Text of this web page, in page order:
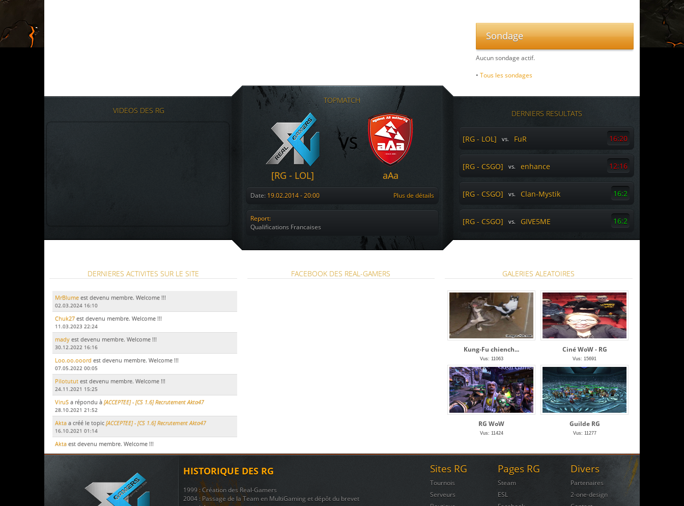
Sondage
Aucun sondage actif.
• Tous les sondages
VIDEOS DES RG
TOPMATCH
[RG - LOL] aAa
Date:19.02.2014 - 20:00 Plus de détails
Report:
Qualifications Francaises
DERNIERS RESULTATS
[RG - LOL] vs. FuR 16:20
[RG - CSGO] vs. enhance 12:16
[RG - CSGO] vs. Clan-Mystik 16:2
[RG - CSGO] vs. GIVE5ME 16:2
DERNIERES ACTIVITES SUR LE SITE
MrBlume est devenu membre. Welcome !!!
02.03.2024 16:10
Chuk27 est devenu membre. Welcome !!!
11.03.2023 22:24
mady est devenu membre. Welcome !!!
30.12.2022 16:16
Loo.oo.ooord est devenu membre. Welcome !!!
07.05.2022 00:05
Pilotutut est devenu membre. Welcome !!!
24.11.2021 15:25
ViruS a répondu à [ACCEPTEE] - [CS 1.6] Recrutement Akta47
28.10.2021 21:52
Akta a créé le topic [ACCEPTEE] - [CS 1.6] Recrutement Akta47
16.10.2021 01:14
Akta est devenu membre. Welcome !!!
Le Marsouina créé le topicban
17.11.2020 21:51
FACEBOOK DES REAL-GAMERS GALERIES ALEATOIRES
Kung-Fu chiench...
Vus: 11063
Ciné WoW - RG
Vus: 15691
RG WoW
Vus: 11424
Guilde RG
Vus: 11277
HISTORIQUE DES RG
1999 : Création des Real-Gamers
2004 : Passage de la Team en MultiGaming et dépôt du brevet
Sites RG
Tournois
Serveurs
Pages RG
Steam
ESL
Divers
Partenaires
2-one-design